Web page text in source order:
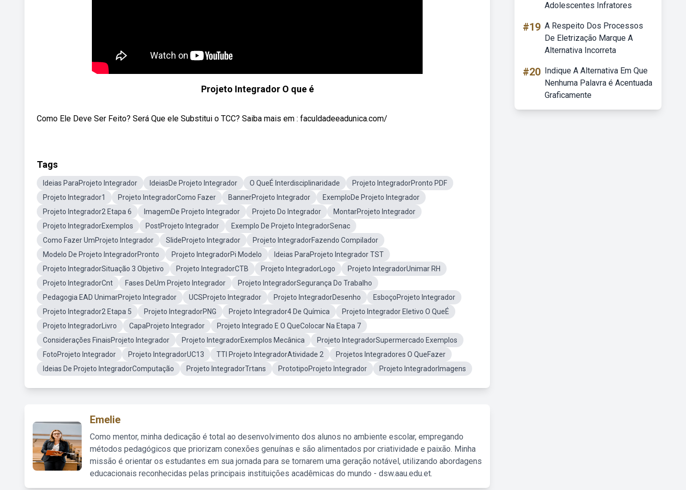
Projeto Integrador O que é
Como Ele Deve Ser Feito? Será Que ele Substitui o TCC? Saiba mais em : faculdadeeadunica.com/
Tags
Ideias ParaProjeto Integrador IdeiasDe Projeto Integrador O QueÉ Interdisciplinaridade
Projeto IntegradorPronto PDF
Projeto Integrador1
Projeto IntegradorComo Fazer BannerProjeto Integrador
ExemploDe Projeto Integrador
Projeto Integrador2 Etapa 6
ImagemDe Projeto Integrador Projeto Do Integrador
MontarProjeto Integrador
Projeto IntegradorExemplos
PostProjeto Integrador
Exemplo De Projeto IntegradorSenac
Como Fazer UmProjeto Integrador
SlideProjeto Integrador
Projeto IntegradorFazendo Compilador
Modelo De Projeto IntegradorPronto
Projeto IntegradorPi Modelo
Ideias ParaProjeto Integrador TST
Projeto IntegradorSituação 3 Objetivo
Projeto IntegradorCTB Projeto IntegradorLogo
Projeto IntegradorUnimar RH
Projeto IntegradorCnt
Fases DeUm Projeto Integrador
Projeto IntegradorSegurança Do Trabalho
Pedagogia EAD UnimarProjeto Integrador
UCSProjeto Integrador Projeto IntegradorDesenho
EsboçoProjeto Integrador
Projeto Integrador2 Etapa 5
Projeto IntegradorPNG Projeto Integrador4 De Química
Projeto Integrador Eletivo O QueÉ
Projeto IntegradorLivro
CapaProjeto Integrador
Projeto Integrado E O QueColocar Na Etapa 7
Considerações FinaisProjeto Integrador
Projeto IntegradorExemplos Mecânica
Projeto IntegradorSupermercado Exemplos
FotoProjeto Integrador
Projeto IntegradorUC13 TTI Projeto IntegradorAtividade 2
Projetos Integradores O QueFazer
Ideias De Projeto IntegradorComputação
Projeto IntegradorTrtans PrototipoProjeto Integrador Projeto IntegradorImagens
Emelie
Como mentor, minha dedicação é total ao desenvolvimento dos alunos no ambiente escolar, empregando
métodos pedagógicos que priorizam conexões genuínas e são alimentados por criatividade e paixão. Minha
missão é orientar os estudantes em sua jornada para se tornarem uma geração notável, utilizando abordagens
educacionais reconhecidas pelas principais instituições acadêmicas do mundo - dsw.aau.edu.et.
Adolescentes Infratores
#19 A Respeito Dos Processos
De Eletrização Marque A
Alternativa Incorreta
#20 Indique A Alternativa Em Que
Nenhuma Palavra é Acentuada
Graficamente